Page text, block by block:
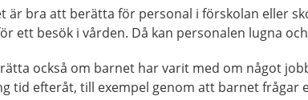
är bra att berätta för personal i förskolan eller
ett besök i vården. Då kan personalen lugna
också om barnet har varit med om något
tid efteråt, till exempel genom att barnet frågar